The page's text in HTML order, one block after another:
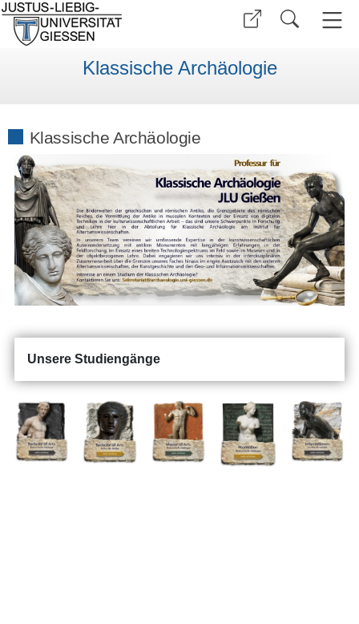
Klassische Archäologie
Klassische Archäologie
Unsere Studiengänge